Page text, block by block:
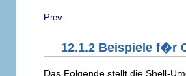
Prev
12.1.2 Beispiele f�r
Das Folgende stellt die Shell-